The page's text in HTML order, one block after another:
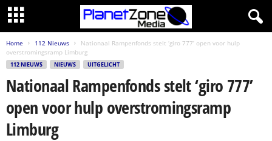
Home 112 Nieuws
Nationaal Rampenfonds stelt ‘giro 777’ open voor hulp
overstromingsramp Limburg
112 NIEUWS NIEUWS UITGELICHT
Nationaal Rampenfonds stelt ‘giro 777’
open voor hulp overstromingsramp
Limburg